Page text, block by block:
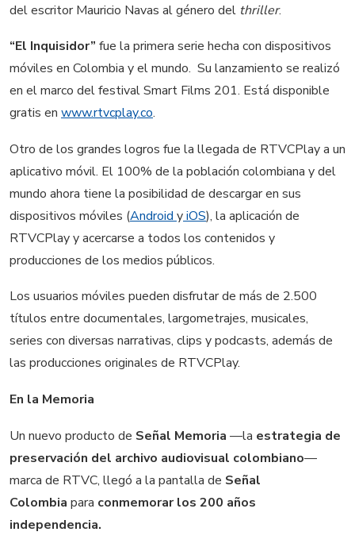
del escritor Mauricio Navas al género del thriller.
“El Inquisidor” fue la primera serie hecha con dispositivos
móviles en Colombia y el mundo. Su lanzamiento se realizó
en el marco del festival Smart Films 201. Está disponible
gratis en www.rtvcplay.co.
Otro de los grandes logros fue la llegada de RTVCPlay a un
aplicativo móvil. El 100% de la población colombiana y del
mundo ahora tiene la posibilidad de descargar en sus
dispositivos móviles (Android yiOS), la aplicación de
RTVCPlay y acercarse a todos los contenidos y
producciones de los medios públicos.
Los usuarios móviles pueden disfrutar de más de 2.500
títulos entre documentales, largometrajes, musicales,
series con diversas narrativas, clips y podcasts, además de
las producciones originales de RTVCPlay.
En la Memoria
Un nuevo producto de Señal Memoria —la estrategia de
preservación del archivo audiovisual colombiano—
marca de RTVC, llegó a la pantalla de Señal
Colombia para conmemorar los 200 años
independencia.